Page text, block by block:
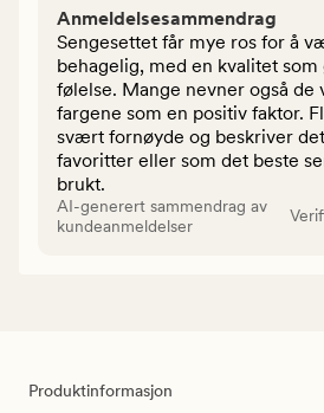
Anmeldelsesammendrag
Sengesettet får mye ros for å
behagelig, med en kvalitet
følelse. Mange nevner også de
fargene som en positiv faktor.
svært fornøyde og beskriver
favoritter eller som det beste
brukt.
AI-generert sammendrag av
kundeanmeldelser
Produktinformasjon